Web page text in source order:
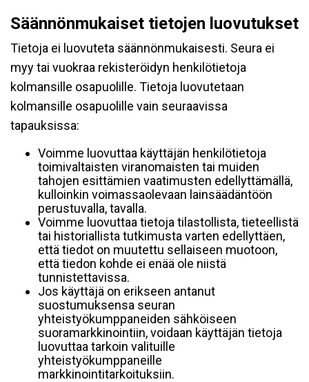
Säännönmukaiset tietojen luovutukset
Tietoja ei luovuteta säännönmukaisesti. Seura ei
myy tai vuokraa rekisteröidyn henkilötietoja
kolmansille osapuolille. Tietoja luovutetaan
kolmansille osapuolille vain seuraavissa
tapauksissa:
Voimme luovuttaa käyttäjän henkilötietoja
toimivaltaisten viranomaisten tai muiden
tahojen esittämien vaatimusten edellyttämällä,
kulloinkin voimassaolevaan lainsäädäntöön
perustuvalla, tavalla.
Voimme luovuttaa tietoja tilastollista, tieteellistä
tai historiallista tutkimusta varten edellyttäen,
että tiedot on muutettu sellaiseen muotoon,
että tiedon kohde ei enää ole niistä
tunnistettavissa.
Jos käyttäjä on erikseen antanut
suostumuksensa seuran
yhteistyökumppaneiden sähköiseen
suoramarkkinointiin, voidaan käyttäjän tietoja
luovuttaa tarkoin valituille
yhteistyökumppaneille
markkinointitarkoituksiin.